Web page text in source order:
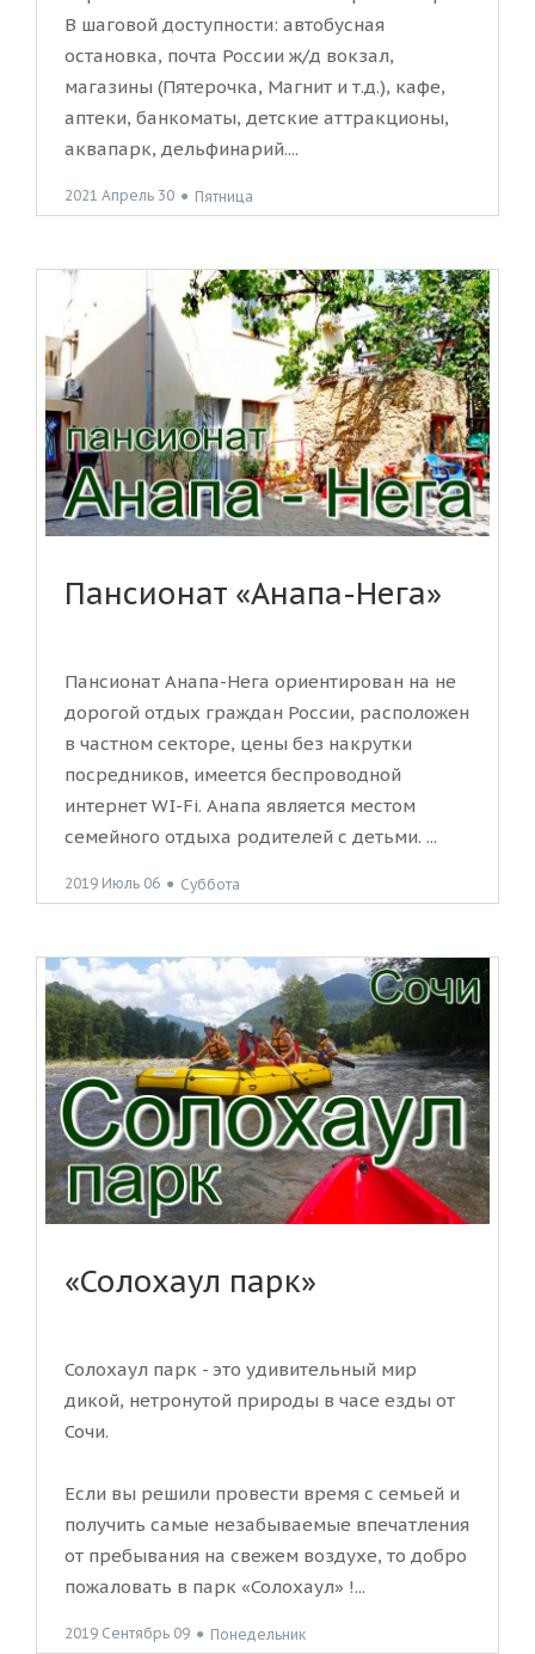
В шаговой доступности: автобусная
остановка, почта России ж/д вокзал,
магазины (Пятерочка, Магнит и т.д.), кафе,
аптеки, банкоматы, детские аттракционы,
аквапарк, дельфинарий....
2021 Апрель 30 ● Пятница
Пансионат «Анапа-Нега»
Пансионат Анапа-Нега ориентирован на не
дорогой отдых граждан России, расположен
в частном секторе, цены без накрутки
посредников, имеется беспроводной
интернет WI-Fi. Анапа является местом
семейного отдыха родителей с детьми. ...
2019 Июль 06 ● Суббота
«Солохаул парк»
Солохаул парк - это удивительный мир
дикой, нетронутой природы в часе езды от
Сочи.
Если вы решили провести время с семьей и
получить самые незабываемые впечатления
от пребывания на свежем воздухе, то добро
пожаловать в парк «Солохаул» !...
2019 Сентябрь 09 ● Понедельник